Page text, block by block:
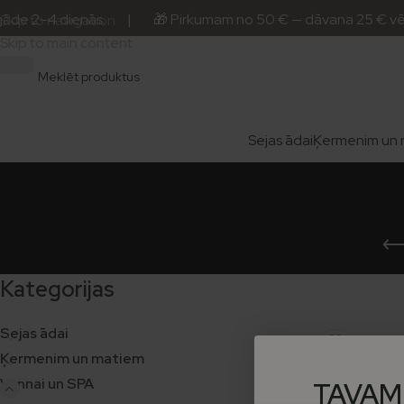
Skip to navigation
2–4 dienās. | 🎁 Pirkumam no 50 € — dāvana 25 €
Sejas ādaiĶermenim un
Kategorijas
Sejas ādai 29
Ķermenim un matiem
Vannai un SPA 27